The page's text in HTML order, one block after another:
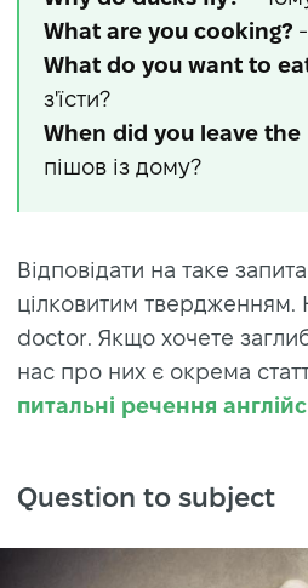
What are you cooking?
What do you want to
з'їсти?
When did you leave the
пішов із дому?
Відповідати на таке
цілковитим твердженням.
doctor. Якщо хочете
нас про них є окрема
питальні речення
Question to subject